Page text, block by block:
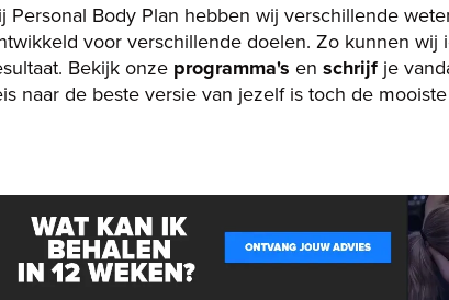
Personal Body Plan hebben wij verschillende
voor verschillende doelen. Zo kunnen
Bekijk onze programma's en schrijf je
naar de beste versie van jezelf is toch de